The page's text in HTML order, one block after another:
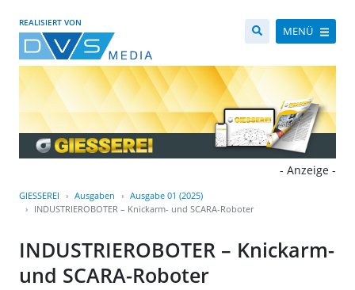
REALISIERT VON
MENÜ
- Anzeige -
GIESSEREI Ausgaben
Ausgabe 01 (2025)
INDUSTRIEROBOTER – Knickarm- und SCARA-Roboter
INDUSTRIEROBOTER – Knickarm-
und SCARA-Roboter